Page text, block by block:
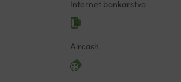
Internet bankarstvo
Aircash